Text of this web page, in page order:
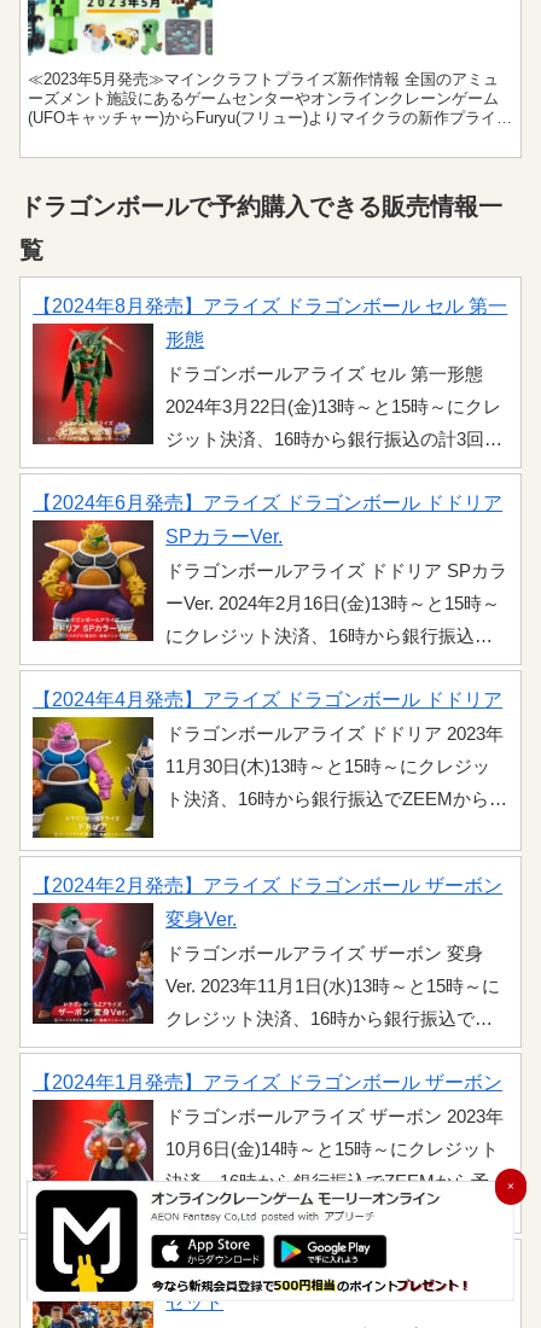
≪2023年5月発売≫マインクラフトプライズ新作情報 全国のアミュ
ーズメント施設にあるゲームセンターやオンラインクレーンゲーム
(UFOキャッチャー)からFuryu(フリュー)よりマイクラの新作プライズ
ドラゴンボールで予約購入できる販売情報一
覧
【2024年8月発売】アライズ ドラゴンボール セル 第一
形態
ドラゴンボールアライズ セル 第一形態
2024年3月22日(金)13時～と15時～にクレ
ジット決済、16時から銀行振込の計3回で
ZEEMから予約開始！待望の人造人間編に
登場するセル第一形態が満を持して登
場！こちらでは詳細情報をまとめました
のでチェックしましょう。 ZEEMの販売
情報 ...
【2024年6月発売】アライズ ドラゴンボール ドドリア
SPカラーVer.
ドラゴンボールアライズ ドドリア SPカラ
ーVer. 2024年2月16日(金)13時～と15時～
にクレジット決済、16時から銀行振込で
ZEEMから予約開始！フリーザ軍の実質的
NO.3「ドドリア」のスペシャルカラーバ
ージョンが登場。こちらでは詳細情報を
まとめましたのでチェックしましょう。
ZEEMの販売情報 ...
【2024年4月発売】アライズ ドラゴンボール ドドリア
ドラゴンボールアライズ ドドリア 2023年
11月30日(木)13時～と15時～にクレジッ
ト決済、16時から銀行振込でZEEMから予
リア」が満を持して2024年4月に登場しま
す。さらにZEEM限定特典のラーズベリも
付属します。こちらでは詳細情報をまと
めましたのでチェックしましょう。
ZEEMの販売情報 ...
【2024年2月発売】アライズ ドラゴンボール ザーボン
変身Ver.
ドラゴンボールアライズ ザーボン 変身
Ver. 2023年11月1日(水)13時～と15時～に
クレジット決済、16時から銀行振込で
ZEEMから予約開始！2024年1月に発売さ
れるフリーザ軍の実質的NO.2「ザーボ
ン」の変身Ver.が2024年2月発売でライン
ナップされました。さらにZEEM限定特典
のベジータも付属します。こちらでは詳
細情報をまとめましたのでチェックしま
しょう。※13時の予約については、シス
テムの問題によりクレジット決済ができ
なかったため13時30分より開始の再予約
【2024年1月発売】アライズ ドラゴンボール ザーボン
ドラゴンボールアライズ ザーボン 2023年
10月6日(金)14時～と15時～にクレジット
決済、16時から銀行振込でZEEMから予約
開始！またプレミアムバンダイから予約
可能です。2024年最初の新作ドラゴンボ
ールアライズからフリーザ軍の実質的
NO.2「ザーボン」がラインナップされま
【2024年2月発売】HG ドラゴンボール 人造人間完全
セット
×